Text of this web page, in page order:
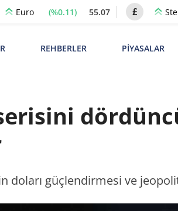
Euro (%0.11) 55.07
REHBERLER PİYASALAR
doları güçlendirmesi ve